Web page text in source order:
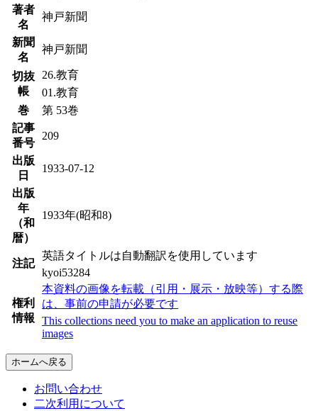
著者
名
神戸新聞
新聞
名
神戸新聞
切抜
帳
26.教育
01.教育
巻
第 53巻
記事
番号
209
出版
日
1933-07-12
出版
年
（和
暦）
1933年(昭和8)
注記
英語タイトルは自動翻訳を使用しています
kyoi53284
権利
情報
本資料の画像を転載（引用・展示・放映等）する際
は、事前の申請が必要です
This collections need you to make an application to reuse
images
ホームへ戻る
お問い合わせ
二次利用について